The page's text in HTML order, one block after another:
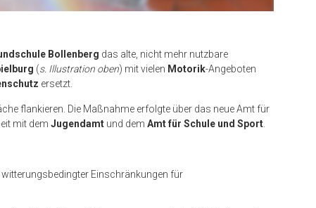
Bollenberg das alte, nicht mehr nutzbare
(s. Illustration oben) mit vielen Motorik-Angeboten
ersetzt.
flankieren. Die Maßnahme erfolgte über das neue Amt für
mit dem Jugendamt und dem Amt für Schule und Sport.
Einschränkungen für